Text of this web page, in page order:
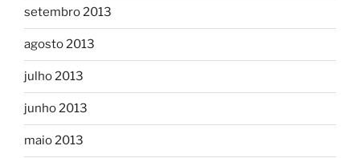
setembro 2013
agosto 2013
julho 2013
junho 2013
maio 2013